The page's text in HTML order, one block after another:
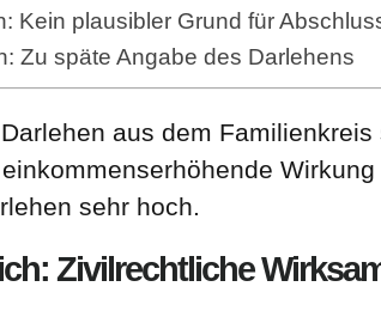
Kein plausibler Grund für
Zu späte Angabe des Darlehens
aus dem
sehr hoch.
Zivilrechtliche